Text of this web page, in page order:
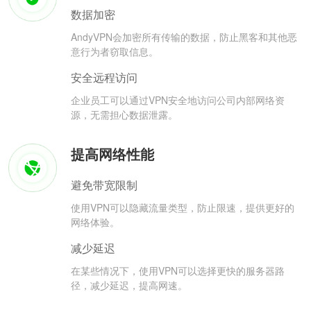
数据加密
AndyVPN会加密所有传输的数据，防止黑客和其他恶
意行为者窃取信息。
安全远程访问
企业员工可以通过VPN安全地访问公司内部网络资
源，无需担心数据泄露。
提高网络性能
避免带宽限制
使用VPN可以隐藏流量类型，防止限速，提供更好的
网络体验。
减少延迟
在某些情况下，使用VPN可以选择更快的服务器路
径，减少延迟，提高网速。